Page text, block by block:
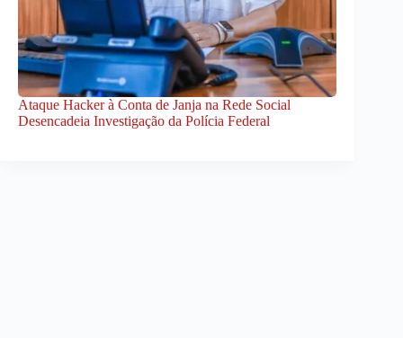
Ataque Hacker à Conta de Janja na Rede Social
Desencadeia Investigação da Polícia Federal